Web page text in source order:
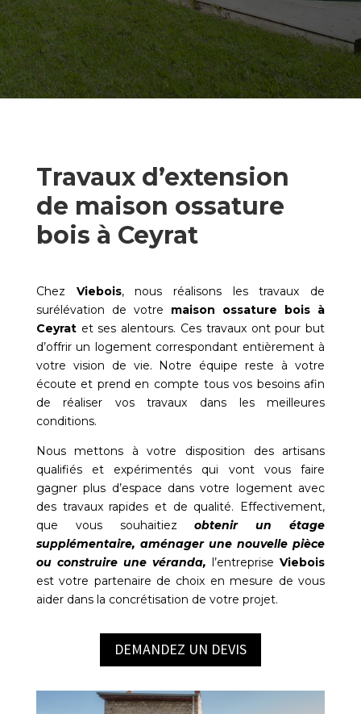
Travaux d’extension
de maison ossature
bois à Ceyrat
Chez Viebois, nous réalisons les travaux de
surélévation de votre maison ossature bois à
Ceyratet ses alentours. Ces travaux ont pour but
d’offrir un logement correspondant entièrement à
votre vision de vie. Notre équipe reste à votre
écoute et prend en compte tous vos besoins afin
de réaliser vos travaux dans les meilleures
conditions.
Nous mettons à votre disposition des artisans
qualifiés et expérimentés qui vont vous faire
gagner plus d’espace dans votre logement avec
des travaux rapides et de qualité. Effectivement,
que vous souhaitiezobtenir un étage
supplémentaire, aménager une nouvelle pièce
ou construire une véranda, l’entrepriseViebois
est votre partenaire de choix en mesure de vous
aider dans la concrétisation de votre projet.
DEMANDEZ UN DEVIS